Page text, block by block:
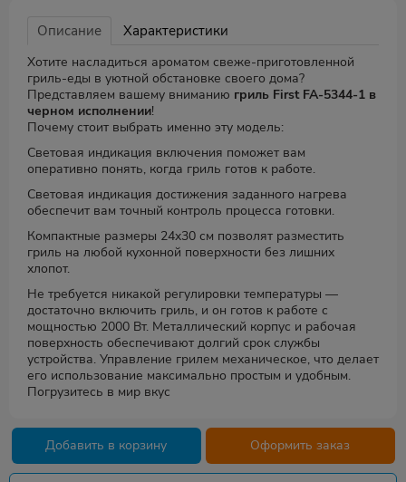
Описание Характеристики
Хотите насладиться ароматом свеже-приготовленной
гриль-еды в уютной обстановке своего дома?
Представляем вашему вниманию гриль First FA-5344-1 в
черном исполнении!
Почему стоит выбрать именно эту модель:
Световая индикация включения поможет вам
оперативно понять, когда гриль готов к работе.
Световая индикация достижения заданного нагрева
обеспечит вам точный контроль процесса готовки.
Компактные размеры 24x30 см позволят разместить
гриль на любой кухонной поверхности без лишних
хлопот.
Не требуется никакой регулировки температуры —
достаточно включить гриль, и он готов к работе с
мощностью 2000 Вт. Металлический корпус и рабочая
поверхность обеспечивают долгий срок службы
устройства. Управление грилем механическое, что делает
его использование максимально простым и удобным.
Погрузитесь в мир вкус
Добавить в корзину Оформить заказ